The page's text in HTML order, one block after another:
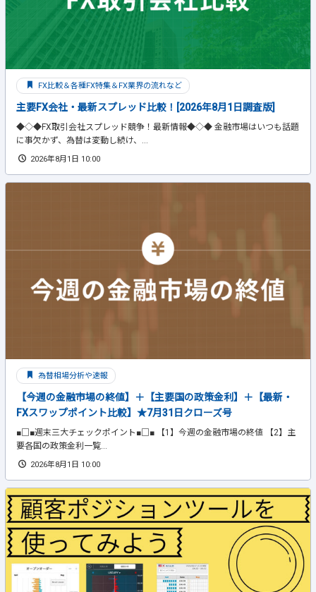
FX比較＆各種FX特集＆FX業界の流れなど
主要FX会社・最新スプレッド比較！[2026年8月1日調査版]
◆◇◆FX取引会社スプレッド競争！最新情報◆◇◆ 金融市場はいつも話題
に事欠かず、為替は変動し続け、...
2026年8月1日 10:00
為替相場分析や速報
【今週の金融市場の終値】＋【主要国の政策金利】＋【最新・
FXスワップポイント比較】★7月31日クローズ号
■□■週末三大チェックポイント■□■ 【1】今週の金融市場の終値 【2】主
要各国の政策金利一覧...
2026年8月1日 10:00